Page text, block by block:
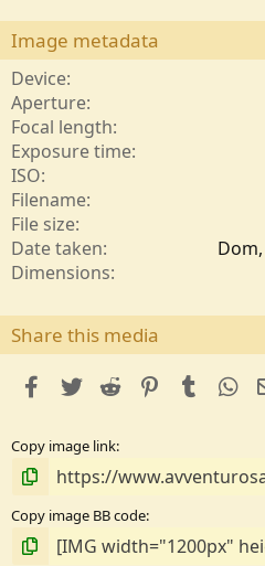
Image metadata
Device
Aperture
Focal length
Exposure time
ISO
Filename
File size
Date taken
Dimensions
Share this media
facebookTwitterReddit PinterestTumblr
Copy image link
Copy image BB code